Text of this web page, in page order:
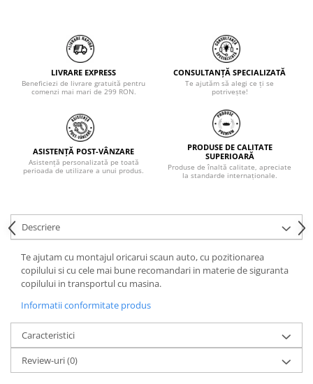
LIVRARE EXPRESS
Beneficiezi de livrare gratuită pentru
comenzi mai mari de 299 RON.
CONSULTANȚĂ SPECIALIZATĂ
Te ajutăm să alegi ce ți se
potrivește!
ASISTENȚĂ POST-VÂNZARE
Asistență personalizată pe toată
perioada de utilizare a unui produs.
PRODUSE DE CALITATE
SUPERIOARĂ
Produse de înaltă calitate, apreciate
la standarde internaționale.
Descriere
Te ajutam cu montajul oricarui scaun auto, cu pozitionarea
copilului si cu cele mai bune recomandari in materie de siguranta
copilului in transportul cu masina.
Informatii conformitate produs
Caracteristici
Review-uri(0)